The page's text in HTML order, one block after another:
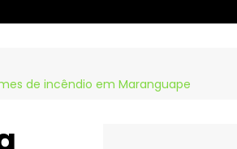
de incêndio em Maranguape